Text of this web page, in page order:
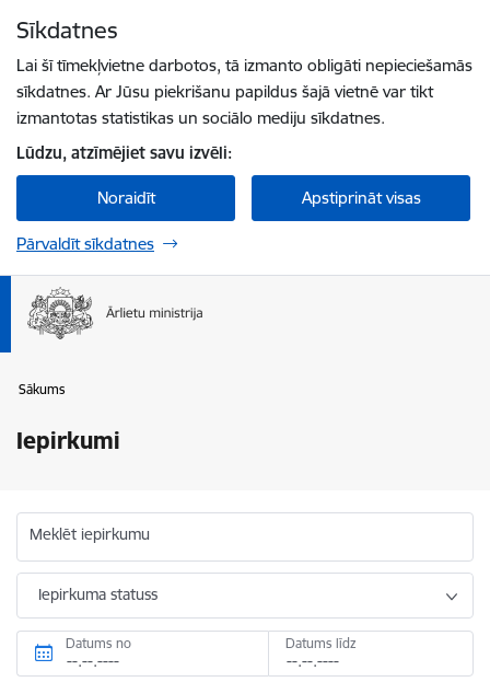
Sīkdatnes
Lai šī tīmekļvietne darbotos, tā izmanto obligāti nepieciešamās
sīkdatnes. Ar Jūsu piekrišanu papildus šajā vietnē var tikt
izmantotas statistikas un sociālo mediju sīkdatnes.
Lūdzu, atzīmējiet savu izvēli:
Noraidīt Apstiprināt visas
Pārvaldīt sīkdatnes
Sākums
Iepirkumi
Meklēt iepirkumu
Iepirkuma statuss
Datums no Datums līdz